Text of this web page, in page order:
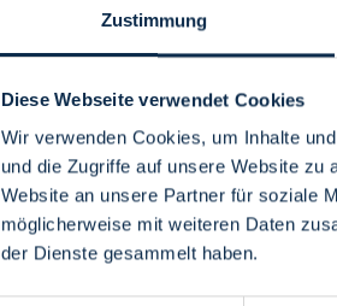
Zustimmung
Diese Webseite verwendet Cookies
Wir verwenden Cookies, um Inhalte
und die Zugriffe auf unsere Website zu
Website an unsere Partner für soziale
möglicherweise mit weiteren Daten
der Dienste gesammelt haben.